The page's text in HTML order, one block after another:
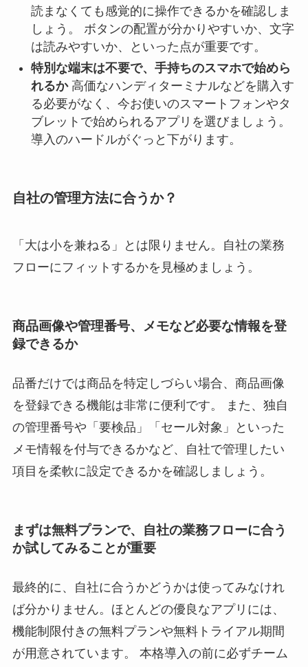
読まなくても感覚的に操作できるかを確認しま
しょう。 ボタンの配置が分かりやすいか、文字
は読みやすいか、といった点が重要です。
特別な端末は不要で、手持ちのスマホで始めら
れるか高価なハンディターミナルなどを購入す
る必要がなく、今お使いのスマートフォンやタ
ブレットで始められるアプリを選びましょう。
導入のハードルがぐっと下がります。
自社の管理方法に合うか？
「大は小を兼ねる」とは限りません。自社の業務
フローにフィットするかを見極めましょう。
商品画像や管理番号、メモなど必要な情報を登
録できるか
品番だけでは商品を特定しづらい場合、商品画像
を登録できる機能は非常に便利です。 また、独自
の管理番号や「要検品」「セール対象」といった
メモ情報を付与できるかなど、自社で管理したい
項目を柔軟に設定できるかを確認しましょう。
まずは無料プランで、自社の業務フローに合う
か試してみることが重要
最終的に、自社に合うかどうかは使ってみなけれ
ば分かりません。ほとんどの優良なアプリには、
機能制限付きの無料プランや無料トライアル期間
が用意されています。 本格導入の前に必ずチーム